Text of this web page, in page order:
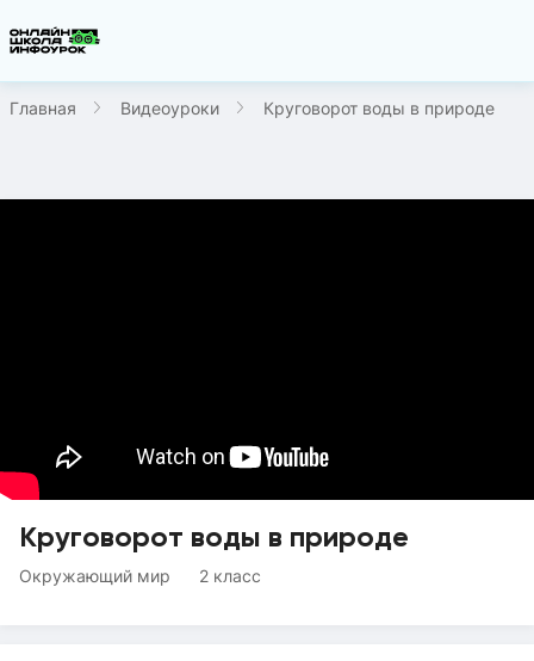
Главная Видеоуроки Круговорот воды в природе
Круговорот воды в природе
Окружающий мир 2 класс